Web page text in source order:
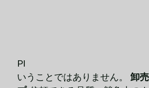
PIELOCKを選ぶということは、
いうことではありません。 卸